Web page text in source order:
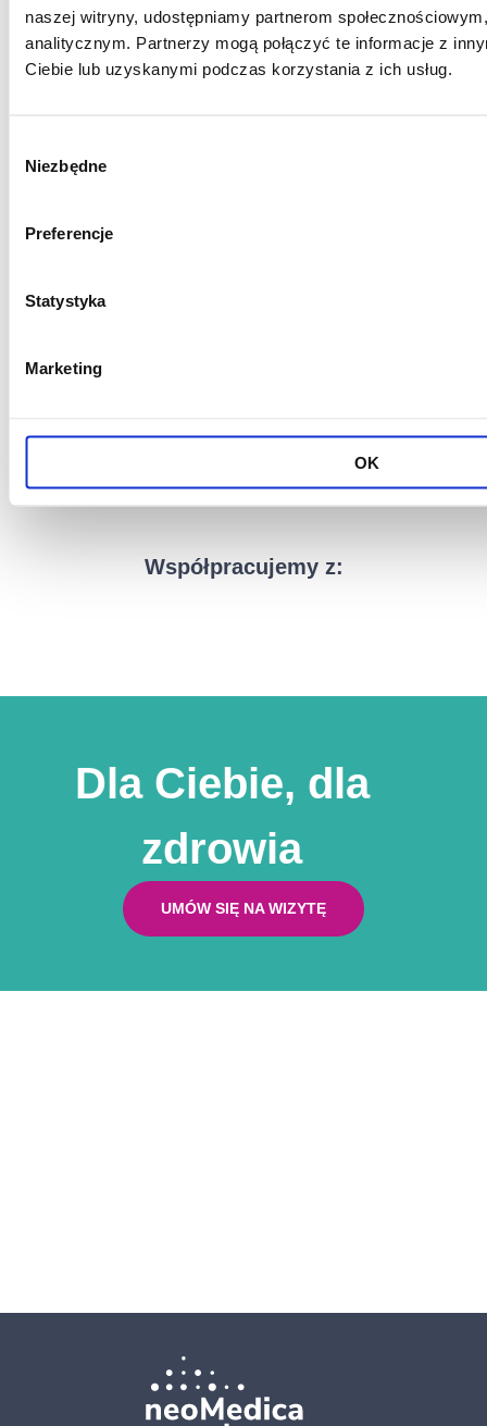
naszej witryny, udostępniamy partnerom
analitycznym. Partnerzy mogą połączyć te informacje z
Ciebie lub uzyskanymi podczas korzystania z ich usług.
zgody
Niezbędne
Preferencje
Statystyka
Marketing
OK
02.06.2026
Drugi punkt pobrań neoMedica już
Drugi punkt pobrań neoMedica już otwarty! Mamy
laboratoryjnych neoMedica — nowa lokalizacja
rozwiązanie dla osób, które chcą wykonać badania
Poznaniu Nasze punkty pobrań działają […]
Czytaj
Współpracujemy z:
Dla Ciebie, dla
zdrowia
UMÓW SIĘ NA WIZYTĘ